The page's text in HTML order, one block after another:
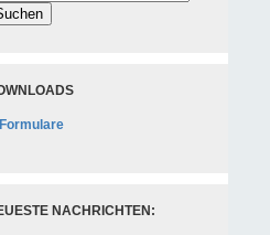
Formulare
NACHRICHTEN: